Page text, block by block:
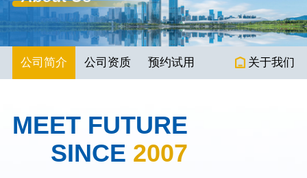
公司简介 公司资质 预约试用 关于我们
MEET FUTURE
SINCE 2007